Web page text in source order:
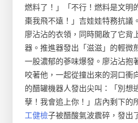
燃料了！」「不行！燃料是文明
棗我飛不遠！」吉娃娃特務抗議
廖沾沾的衣領，同時開啟了它背
器。推進器發出「滋滋」的輕微
一股濃郁的蔘味爆發。廖沾沾抱
咬著他，一起從撞出來的洞口衝
的醋罐機器人發出尖叫：「別想
孽！我會追上你！」店內剩下的
工健檢子被醋酸氣波震碎，發出